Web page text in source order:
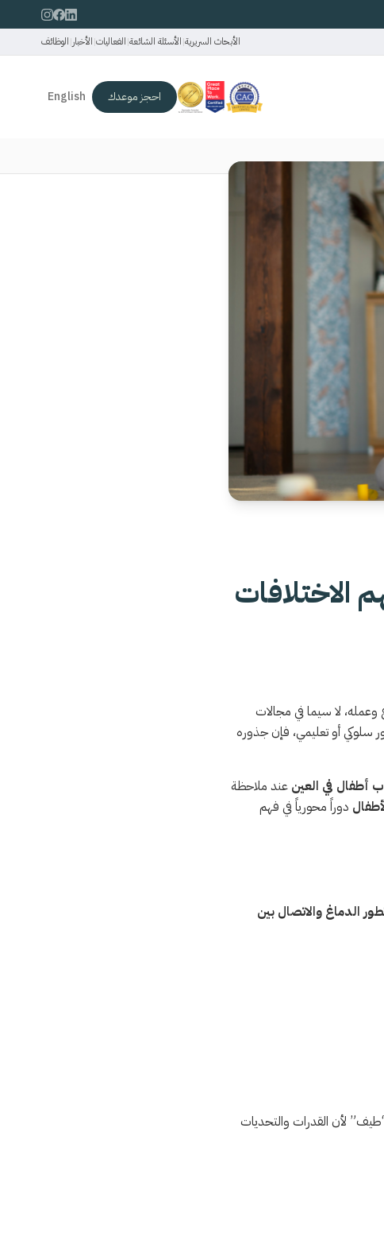
الأبحاث السريرية|الأسئلة الشائعة|الفعاليات|الأخبار|الوظائف
احجز موعدك English
وعمله، لا سيما في مجالات
سلوكي أو تعليمي، فإن جذوره
في العين عند ملاحظة
دوراً محورياً في فهم
الدماغ والاتصال بين
لأن القدرات والتحديات